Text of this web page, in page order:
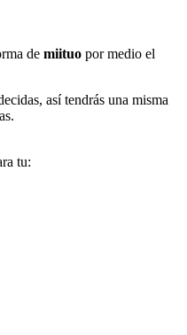
de miituo por medio el
así tendrás una misma
tu: